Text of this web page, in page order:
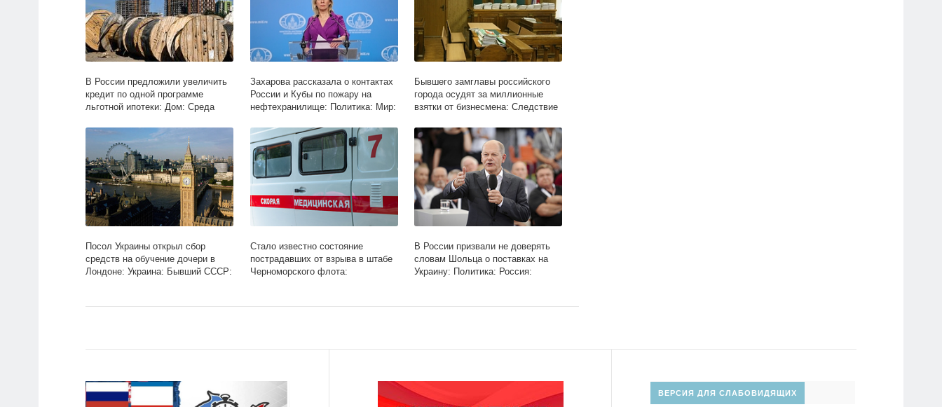
В России предложили увеличить
кредит по одной программе
льготной ипотеки: Дом: Среда
Захарова рассказала о контактах
России и Кубы по пожару на
нефтехранилище: Политика: Мир:
Бывшего замглавы российского
города осудят за миллионные
взятки от бизнесмена: Следствие
Lenta.ru
Посол Украины открыл сбор
средств на обучение дочери в
Лондоне: Украина: Бывший СССР:
Стало известно состояние
пострадавших от взрыва в штабе
Черноморского флота:
В России призвали не доверять
словам Шольца о поставках на
Украину: Политика: Россия:
ВЕРСИЯ ДЛЯ СЛАБОВИДЯЩИХ